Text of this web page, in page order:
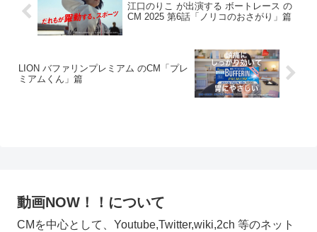
江口のりこ が出演する ボートレース の
CM 2025 第6話「ノリコのおさがり」篇
LION バファリンプレミアム のCM「プレ
ミアムくん」篇
動画NOW！！について
CMを中心として、Youtube,Twitter,wiki,2ch 等のネット